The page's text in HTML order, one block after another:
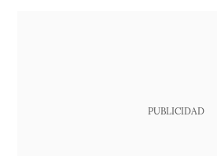
PUBLICIDAD